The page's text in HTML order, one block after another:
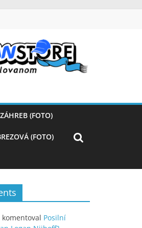
(FOTO)
(FOTO)
komentoval Posilní